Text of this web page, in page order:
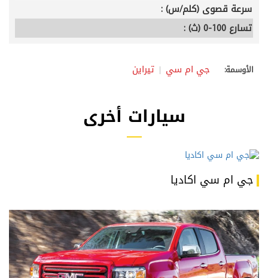
سرعة قصوى (كلم/س) :
تسارع 100-0 (ث) :
الأوسمة: جي ام سي تيراين
سيارات أخرى
جي ام سي اكاديا